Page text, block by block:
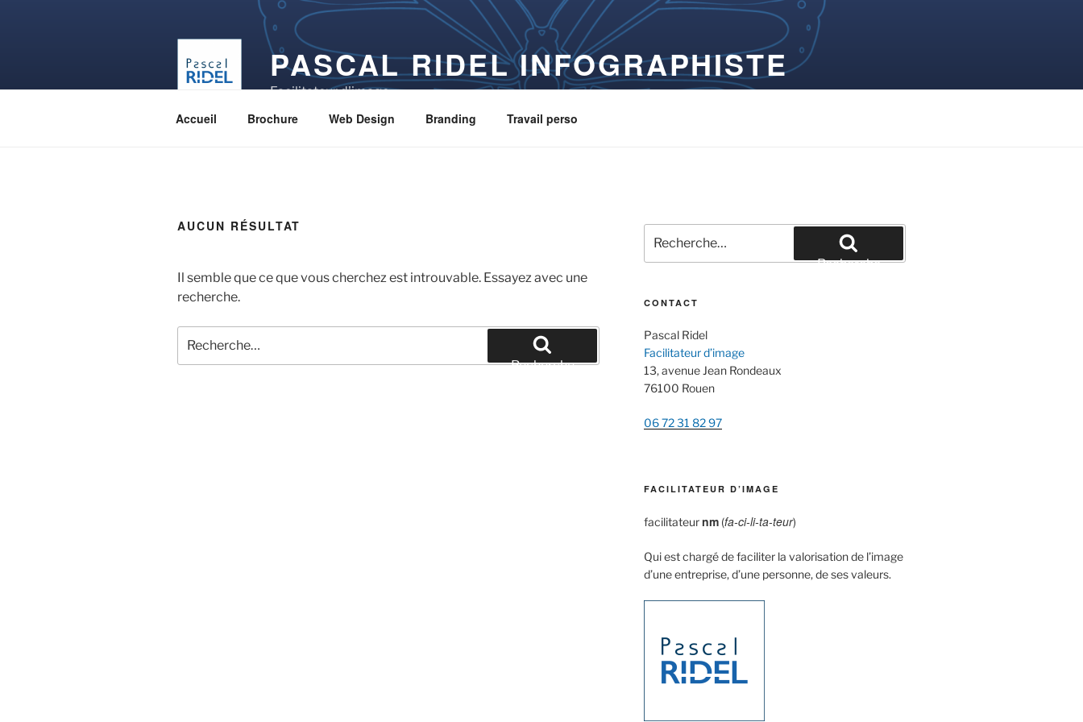
PASCAL RIDEL INFOGRAPHISTE
Facilitateur d'image
Accueil Brochure Web Design Branding Travail perso
AUCUN RÉSULTAT
Il semble que ce que vous cherchez est introuvable. Essayez avec une
recherche.
Recherche
pour
Recherche
pour
:
Recherche
CONTACT
Pascal Ridel
Facilitateur d’image
13, avenue Jean Rondeaux
76100 Rouen
06 72 31 82 97
FACILITATEUR D’IMAGE
facilitateurnm(fa-ci-li-ta-teur)
Qui est chargé de faciliter la valorisation de l’image
d’une entreprise, d’une personne, de ses valeurs.